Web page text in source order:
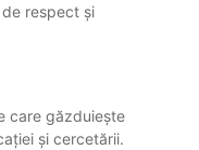
respect și
care găzduiește
și cercetării.